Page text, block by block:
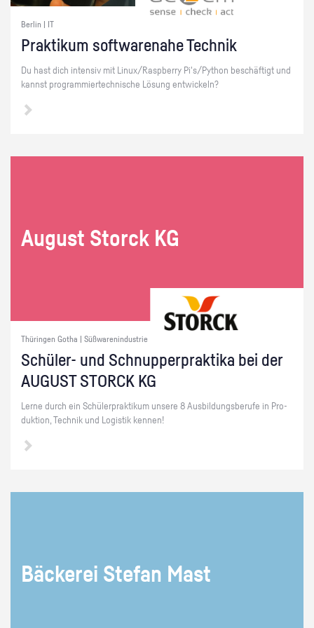
Berlin | IT
Prak­ti­kum soft­ware­na­he Tech­nik
Du hast dich in­ten­siv mit Linux/Raspber­ry Pi's/Py­thon be­schäf­tigt und
kannst pro­gram­mier­tech­ni­sche Lö­sung ent­wi­ckeln?
Au­gust Storck KG
Thüringen Gotha | Süßwarenindustrie
Schü­ler- und Schnup­per­prak­ti­ka bei der
AU­GUST STORCK KG
Lerne durch ein Schü­ler­prak­ti­kum un­se­re 8 Aus­bil­dungs­be­ru­fe in Pro­
duk­ti­on, Tech­nik und Lo­gis­tik ken­nen!
Bä­cke­rei Ste­fan Mast